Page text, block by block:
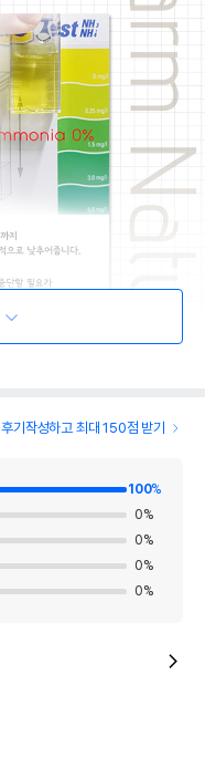
후기작성하고 최대 150점 받기
100%
0%
0%
0%
0%